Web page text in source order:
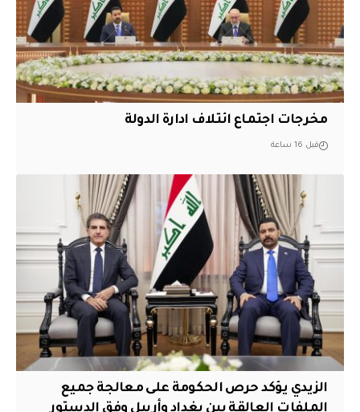
مخرجات اجتماع ائتلاف ادارة الدولة
قبل 16 ساعة
الزيدي يؤكد حرص الحكومة على معالجة جميع
الملفات العالقة بين بغداد وأربيل وفق الدستور